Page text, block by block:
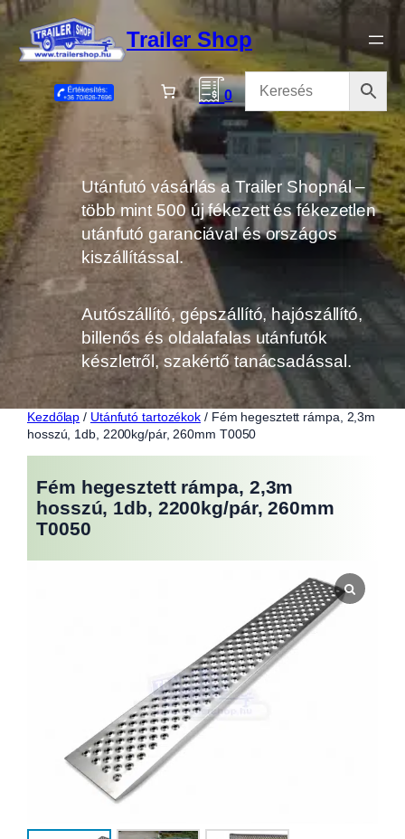
Ugrás
tartalomhoz
Trailer Shop
0
Utánfutó vásárlás a Trailer Shopnál –
több mint 500 új fékezett és fékezetlen
utánfutó garanciával és országos
kiszállítással.
Autószállító, gépszállító, hajószállító,
billenős és oldalafalas utánfutók
készletről, szakértő tanácsadással.
Kezdőlap / Utánfutó tartozékok / Fém hegesztett rámpa, 2,3m
hosszú, 1db, 2200kg/pár, 260mm T0050
Fém hegesztett rámpa, 2,3m
hosszú, 1db, 2200kg/pár, 260mm
T0050